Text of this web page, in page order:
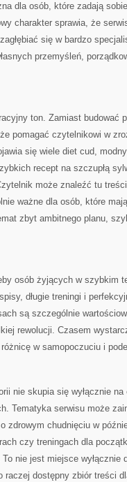
dla osób, które zadają
charakter sprawia, że
się w bardzo
przemyśleń,
ton. Zamiast budować
pomagać czytelnikowi w
się wiele diet cud,
recept na szczupłą
może znaleźć tu
ważne dla osób, które
zbyt ambitnego planu,
osób żyjących w szybkim
długie treningi i
są szczególnie
rewolucji. Czasem
w samopoczuciu i
nie skupia się wyłącznie na
Tematyka serwisu może
zdrowym chudnięciu w
czy treningach dla
nie jest miejsce wyłącznie
raczej dostępny zbiór treści